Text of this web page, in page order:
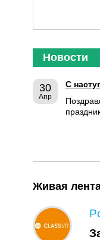
Новости
30
Апр
С
Живая